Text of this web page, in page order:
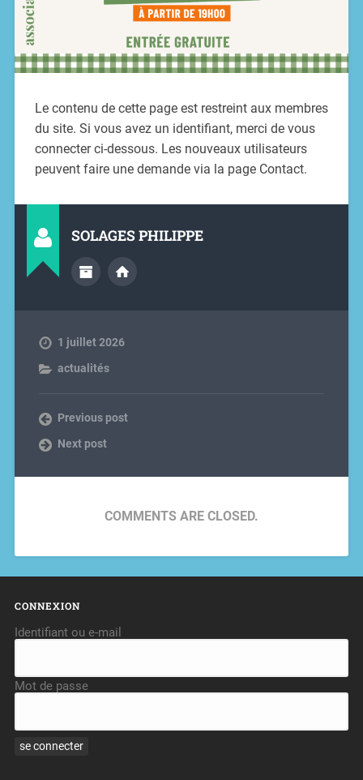
Le contenu de cette page est restreint aux membres
du site. Si vous avez un identifiant, merci de vous
connecter ci-dessous. Les nouveaux utilisateurs
peuvent faire une demande via la page Contact.
SOLAGES PHILIPPE
1 juillet 2026
actualités
Previous post
Next post
COMMENTS ARE CLOSED.
CONNEXION
Identifiant ou e-mail
Mot de passe